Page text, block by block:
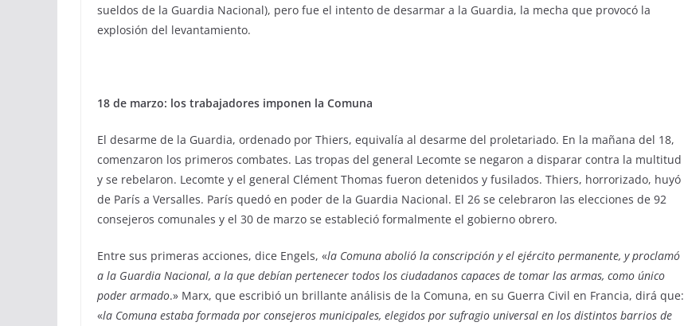
sueldos de la Guardia Nacional), pero fue el intento de desarmar a la Guardia, la mecha que provocó la
explosión del levantamiento.
18 de marzo: los trabajadores imponen la Comuna
El desarme de la Guardia, ordenado por Thiers, equivalía al desarme del proletariado. En la mañana del 18,
comenzaron los primeros combates. Las tropas del general Lecomte se negaron a disparar contra la multitud
y se rebelaron. Lecomte y el general Clément Thomas fueron detenidos y fusilados. Thiers, horrorizado, huyó
de París a Versalles. París quedó en poder de la Guardia Nacional. El 26 se celebraron las elecciones de 92
consejeros comunales y el 30 de marzo se estableció formalmente el gobierno obrero.
Entre sus primeras acciones, dice Engels, «la Comuna abolió la conscripción y el ejército permanente, y proclamó
a la Guardia Nacional, a la que debían pertenecer todos los ciudadanos capaces de tomar las armas, como único
poder armado.» Marx, que escribió un brillante análisis de la Comuna, en su Guerra Civil en Francia, dirá que:
«la Comuna estaba formada por consejeros municipales, elegidos por sufragio universal en los distintos barrios de